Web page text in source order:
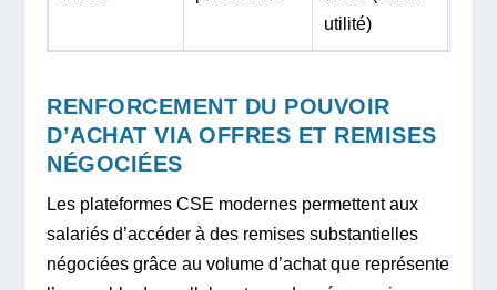
utilité)
RENFORCEMENT DU POUVOIR
D’ACHAT VIA OFFRES ET REMISES
NÉGOCIÉES
Les plateformes CSE modernes permettent aux
salariés d’accéder à des remises substantielles
négociées grâce au volume d’achat que représente